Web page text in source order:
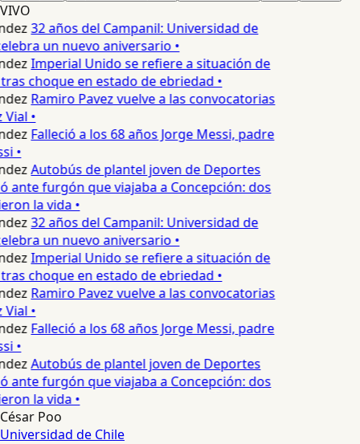
VIVO
32 años del Campanil: Universidad de
un nuevo aniversario •
Imperial Unido se refiere a situación de
choque en estado de ebriedad •
Ramiro Pavez vuelve a las convocatorias
•
Falleció a los 68 años Jorge Messi, padre
•
Autobús de plantel joven de Deportes
ante furgón que viajaba a Concepción: dos
la vida •
32 años del Campanil: Universidad de
un nuevo aniversario •
Imperial Unido se refiere a situación de
choque en estado de ebriedad •
Ramiro Pavez vuelve a las convocatorias
•
Falleció a los 68 años Jorge Messi, padre
•
Autobús de plantel joven de Deportes
ante furgón que viajaba a Concepción: dos
la vida •
César Poo
Universidad de Chile